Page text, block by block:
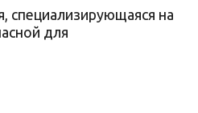
специализирующаяся на
для